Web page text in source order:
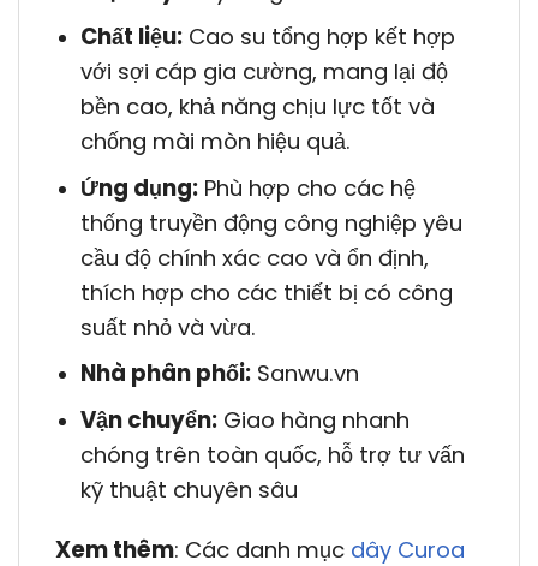
Chất liệu:Cao su tổng hợp kết hợp
với sợi cáp gia cường, mang lại độ
bền cao, khả năng chịu lực tốt và
chống mài mòn hiệu quả.
Ứng dụng:Phù hợp cho các hệ
thống truyền động công nghiệp yêu
cầu độ chính xác cao và ổn định,
thích hợp cho các thiết bị có công
suất nhỏ và vừa.
Nhà phân phối:Sanwu.vn
Vận chuyển:Giao hàng nhanh
chóng trên toàn quốc, hỗ trợ tư vấn
kỹ thuật chuyên sâu
Xem thêm: Các danh mục dây Curoa